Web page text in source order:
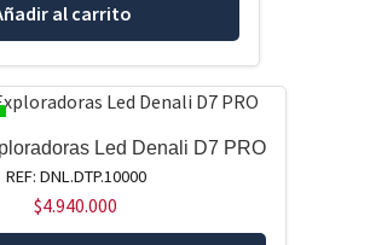
al carrito
Led Denali D7 PRO
REF: DNL.DTP.10000
$4.940.000